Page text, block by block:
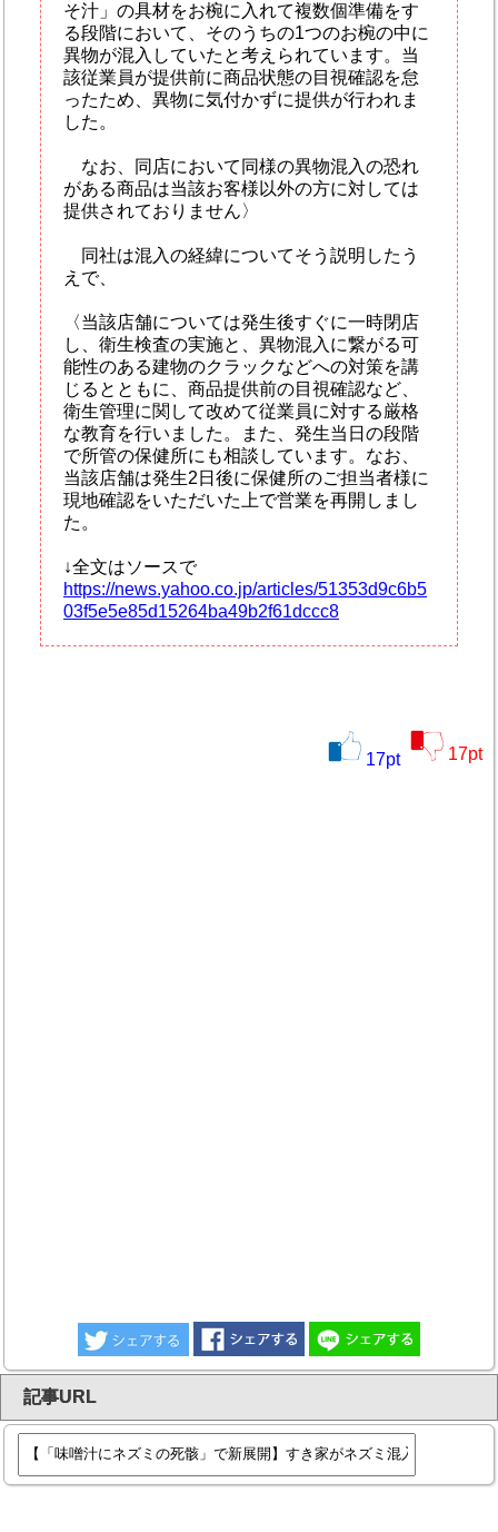
そ汁」の具材をお椀に入れて複数個準備をす
る段階において、そのうちの1つのお椀の中に
異物が混入していたと考えられています。当
該従業員が提供前に商品状態の目視確認を怠
ったため、異物に気付かずに提供が行われま
した。
なお、同店において同様の異物混入の恐れ
がある商品は当該お客様以外の方に対しては
提供されておりません〉
同社は混入の経緯についてそう説明したう
えで、
〈当該店舗については発生後すぐに一時閉店
し、衛生検査の実施と、異物混入に繋がる可
能性のある建物のクラックなどへの対策を講
じるとともに、商品提供前の目視確認など、
衛生管理に関して改めて従業員に対する厳格
な教育を行いました。また、発生当日の段階
で所管の保健所にも相談しています。なお、
当該店舗は発生2日後に保健所のご担当者様に
現地確認をいただいた上で営業を再開しまし
た。
↓全文はソースで
https://news.yahoo.co.jp/articles/51353d9c6b5
03f5e5e85d15264ba49b2f61dccc8
17pt 17pt
記事URL